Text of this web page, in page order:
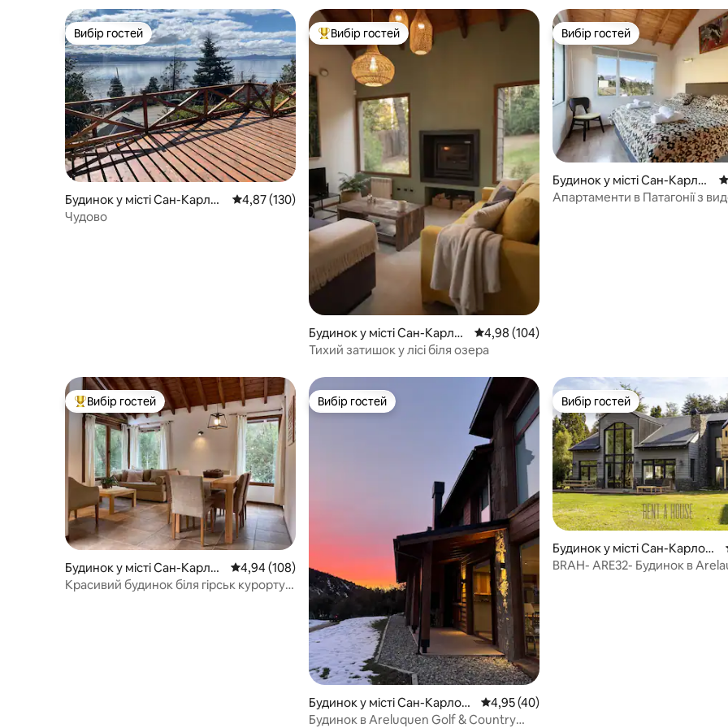
Вибір гостей
Вибір гостей
Будинок у місті Сан-Карлос
-де-Барілоче
Середня оцінка: 4,87 з 5, відгуки: 130
4,87 (130)
Чудово
Топ вибір гостей
Вибір гостей
Будинок у місті Сан-Карлос
-де-Барілоче
Середня оцінка: 4,98 з 5, відгуки: 104
4,98 (104)
Тихий затишок у лісі біля озера
Вибір гостей
Вибір гостей
Будинок у місті Сан-Карлос
-де-Барілоче
Апартаменти в Патагонії з
Топ вибір гостей
Вибір гостей
Будинок у місті Сан-Карлос
-де-Барілоче
Середня оцінка: 4,94 з 5, відгуки: 108
4,94 (108)
Красивий будинок біля гірськ курорту
Вибір гостей
Вибір гостей
Будинок у місті Сан-Карлос-
де-Барілоче
Середня оцінка: 4,95 з 5, відгуки: 40
4,95 (40)
Будинок в Areluquen Golf & Country
Вибір гостей
Вибір гостей
Будинок у місті Сан-Карлос-
де-Барілоче
BRAH- ARE32- Будинок в